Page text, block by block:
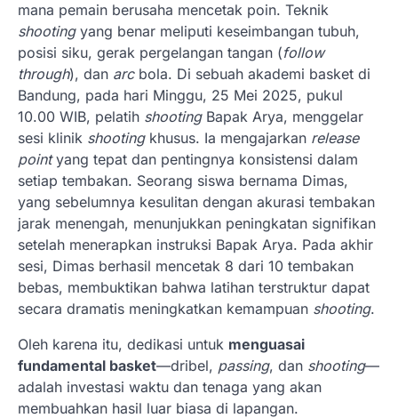
mana pemain berusaha mencetak poin. Teknik
shootingyang benar meliputi keseimbangan tubuh,
posisi siku, gerak pergelangan tangan (follow
through), dan arcbola. Di sebuah akademi basket di
Bandung, pada hari Minggu, 25 Mei 2025, pukul
10.00 WIB, pelatih shootingBapak Arya, menggelar
sesi klinik shootingkhusus. Ia mengajarkan release
pointyang tepat dan pentingnya konsistensi dalam
setiap tembakan. Seorang siswa bernama Dimas,
yang sebelumnya kesulitan dengan akurasi tembakan
jarak menengah, menunjukkan peningkatan signifikan
setelah menerapkan instruksi Bapak Arya. Pada akhir
sesi, Dimas berhasil mencetak 8 dari 10 tembakan
bebas, membuktikan bahwa latihan terstruktur dapat
secara dramatis meningkatkan kemampuan shooting.
Oleh karena itu, dedikasi untuk menguasai
fundamental basket—dribel, passing, dan shooting—
adalah investasi waktu dan tenaga yang akan
membuahkan hasil luar biasa di lapangan.